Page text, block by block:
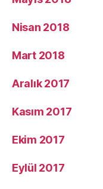
Nisan 2018
Mart 2018
Aralık 2017
Kasım 2017
Ekim 2017
Eylül 2017